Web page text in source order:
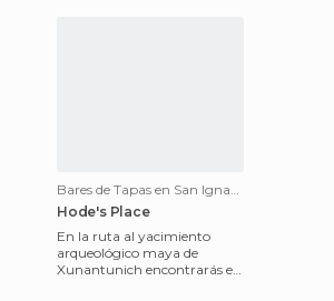
Bares de Tapas en San Ignacio
Hode's Place
En la ruta al yacimiento
arqueológico maya de
Xunantunich encontrarás el